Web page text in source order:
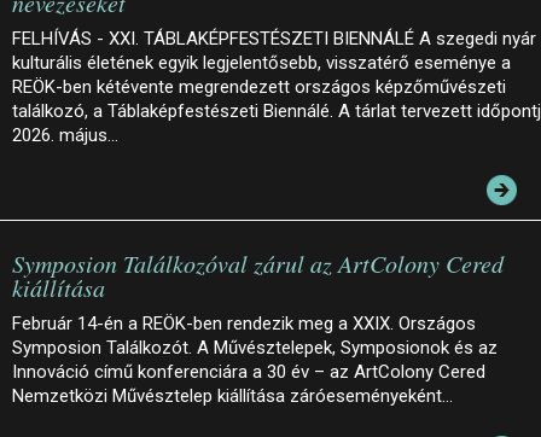
FELHÍVÁS - XXI. TÁBLAKÉPFESTÉSZETI BIENNÁLÉ A szegedi nyár
kulturális életének egyik legjelentősebb, visszatérő eseménye a
REÖK-ben kétévente megrendezett országos képzőművészeti
találkozó, a Táblaképfestészeti Biennálé. A tárlat tervezett
2026. május…
Symposion Találkozóval zárul az ArtColony Cered
kiállítása
Február 14-én a REÖK-ben rendezik meg a XXIX. Országos
Symposion Találkozót. A Művésztelepek, Symposionok és az
Innováció című konferenciára a 30 év – az ArtColony Cered
Nemzetközi Művésztelep kiállítása záróeseményeként…